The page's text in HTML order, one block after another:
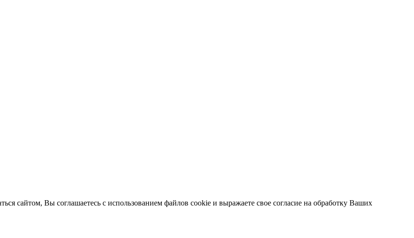
сайтом, Вы соглашаетесь с использованием файлов cookie и выражаете свое согласие на обработку Ваших